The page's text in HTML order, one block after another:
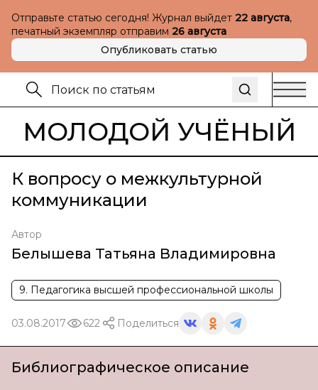
Отправьте статью сегодня! Журнал выйдет 22 августа,
печатный экземпляр отправим 26 августа
Опубликовать статью
МОЛОДОЙ УЧЁНЫЙ
К вопросу о межкультурной
коммуникации
Автор
Белышева Татьяна Владимировна
9. Педагогика высшей профессиональной школы
03.08.2017 622 Поделиться
Библиографическое описание